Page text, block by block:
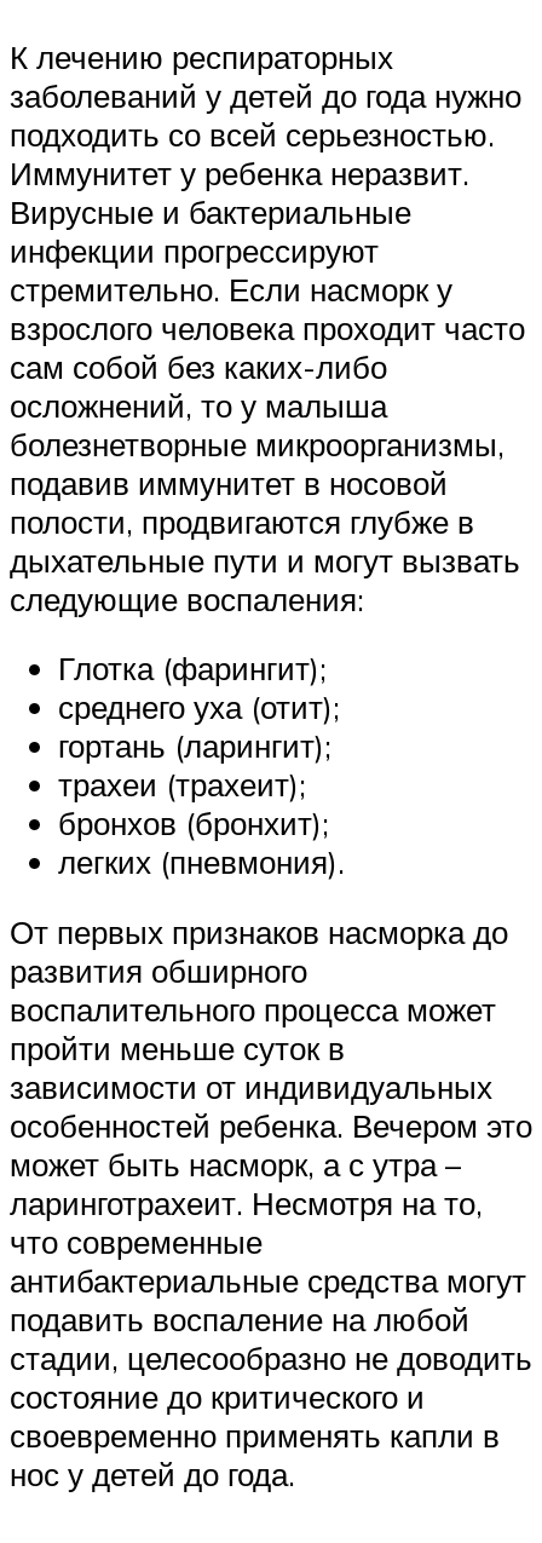
К лечению респираторных
заболеваний у детей до года нужно
подходить со всей серьезностью.
Иммунитет у ребенка неразвит.
Вирусные и бактериальные
инфекции прогрессируют
стремительно. Если насморк у
взрослого человека проходит часто
сам собой без каких-либо
осложнений, то у малыша
болезнетворные микроорганизмы,
подавив иммунитет в носовой
полости, продвигаются глубже в
дыхательные пути и могут вызвать
следующие воспаления:
Глотка (фарингит);
среднего уха (отит);
гортань (ларингит);
трахеи (трахеит);
бронхов (бронхит);
легких (пневмония).
От первых признаков насморка до
развития обширного
воспалительного процесса может
пройти меньше суток в
зависимости от индивидуальных
особенностей ребенка. Вечером это
может быть насморк, а с утра –
ларинготрахеит. Несмотря на то,
что современные
антибактериальные средства могут
подавить воспаление на любой
стадии, целесообразно не доводить
состояние до критического и
своевременно применять капли в
нос у детей до года.